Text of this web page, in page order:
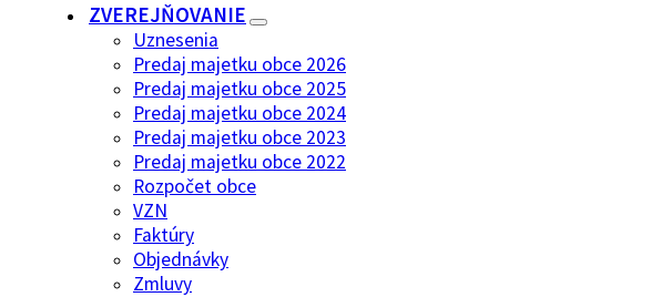
ZVEREJŇOVANIE
Uznesenia
Predaj majetku obce 2026
Predaj majetku obce 2025
Predaj majetku obce 2024
Predaj majetku obce 2023
Predaj majetku obce 2022
Rozpočet obce
VZN
Faktúry
Objednávky
Zmluvy